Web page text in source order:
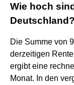
Wie hoch
Deutschland?
Die Summe von
derzeitigen
ergibt eine
Monat. In den